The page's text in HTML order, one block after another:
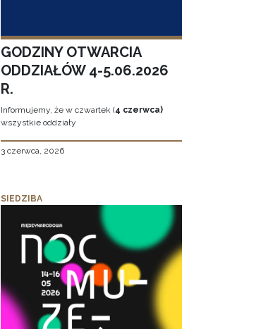
GODZINY OTWARCIA
ODDZIAŁÓW 4-5.06.2026
R.
Informujemy, że w czwartek (4 czerwca)
wszystkie oddziały
3 czerwca, 2026
SIEDZIBA